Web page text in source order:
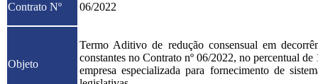
Contrato Nº 06/2022
Objeto
Termo Aditivo de redução consensual em
constantes no Contrato nº 06/2022, no percentual
empresa especializada para fornecimento de